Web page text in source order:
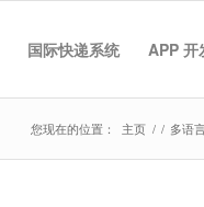
国际快递系统 APP 开
您现在的位置： 主页 / / 多语